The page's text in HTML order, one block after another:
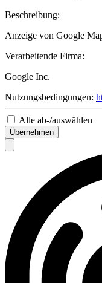
Beschreibung:
Anzeige von Google
Verarbeitende Firma:
Google Inc.
Nutzungsbedingungen:
Alle ab-/auswählen
Übernehmen